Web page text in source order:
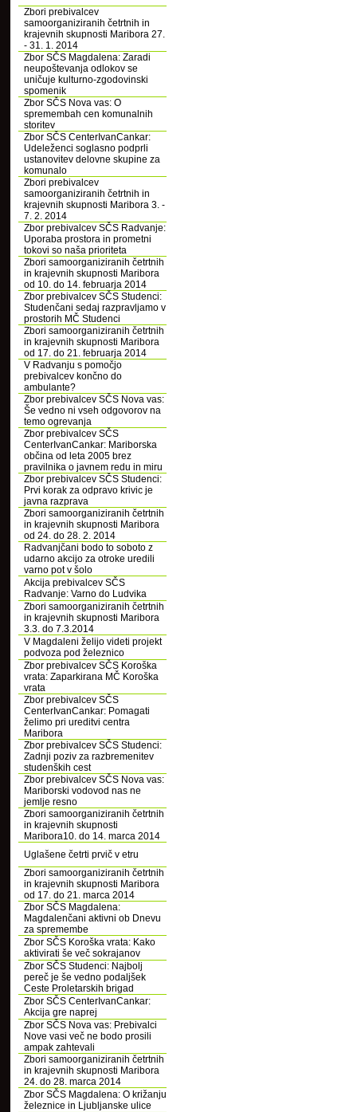
Zbori prebivalcev
samoorganiziranih četrtnih in
krajevnih skupnosti Maribora 27.
- 31. 1. 2014
Zbor SČS Magdalena: Zaradi
neupoštevanja odlokov se
uničuje kulturno-zgodovinski
spomenik
Zbor SČS Nova vas: O
spremembah cen komunalnih
storitev
Zbor SČS CenterIvanCankar:
Udeleženci soglasno podprli
ustanovitev delovne skupine za
komunalo
Zbori prebivalcev
samoorganiziranih četrtnih in
krajevnih skupnosti Maribora 3. -
7. 2. 2014
Zbor prebivalcev SČS Radvanje:
Uporaba prostora in prometni
tokovi so naša prioriteta
Zbori samoorganiziranih četrtnih
in krajevnih skupnosti Maribora
od 10. do 14. februarja 2014
Zbor prebivalcev SČS Studenci:
Studenčani sedaj razpravljamo v
prostorih MČ Studenci
Zbori samoorganiziranih četrtnih
in krajevnih skupnosti Maribora
od 17. do 21. februarja 2014
V Radvanju s pomočjo
prebivalcev končno do
ambulante?
Zbor prebivalcev SČS Nova vas:
Še vedno ni vseh odgovorov na
temo ogrevanja
Zbor prebivalcev SČS
CenterIvanCankar: Mariborska
občina od leta 2005 brez
pravilnika o javnem redu in miru
Zbor prebivalcev SČS Studenci:
Prvi korak za odpravo krivic je
javna razprava
Zbori samoorganiziranih četrtnih
in krajevnih skupnosti Maribora
od 24. do 28. 2. 2014
Radvanjčani bodo to soboto z
udarno akcijo za otroke uredili
varno pot v šolo
Akcija prebivalcev SČS
Radvanje: Varno do Ludvika
Zbori samoorganiziranih četrtnih
in krajevnih skupnosti Maribora
3.3. do 7.3.2014
V Magdaleni želijo videti projekt
podvoza pod železnico
Zbor prebivalcev SČS Koroška
vrata: Zaparkirana MČ Koroška
vrata
Zbor prebivalcev SČS
CenterIvanCankar: Pomagati
želimo pri ureditvi centra
Maribora
Zbor prebivalcev SČS Studenci:
Zadnji poziv za razbremenitev
studenških cest
Zbor prebivalcev SČS Nova vas:
Mariborski vodovod nas ne
jemlje resno
Zbori samoorganiziranih četrtnih
in krajevnih skupnosti
Maribora10. do 14. marca 2014
Uglašene četrti prvič v etru
Zbori samoorganiziranih četrtnih
in krajevnih skupnosti Maribora
od 17. do 21. marca 2014
Zbor SČS Magdalena:
Magdalenčani aktivni ob Dnevu
za spremembe
Zbor SČS Koroška vrata: Kako
aktivirati še več sokrajanov
Zbor SČS Studenci: Najbolj
pereč je še vedno podaljšek
Ceste Proletarskih brigad
Zbor SČS CenterIvanCankar:
Akcija gre naprej
Zbor SČS Nova vas: Prebivalci
Nove vasi več ne bodo prosili
ampak zahtevali
Zbori samoorganiziranih četrtnih
in krajevnih skupnosti Maribora
24. do 28. marca 2014
Zbor SČS Magdalena: O križanju
železnice in Ljubljanske ulice